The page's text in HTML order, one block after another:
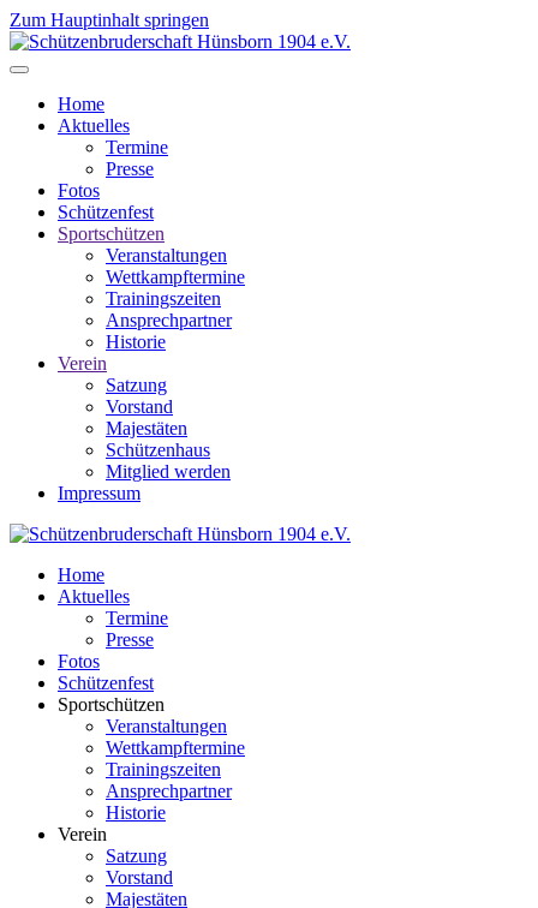
Zum Hauptinhalt springen
Home
Aktuelles
Termine
Presse
Fotos
Schützenfest
Sportschützen
Veranstaltungen
Wettkampftermine
Trainingszeiten
Ansprechpartner
Historie
Verein
Satzung
Vorstand
Majestäten
Schützenhaus
Mitglied werden
Impressum
Home
Aktuelles
Termine
Presse
Fotos
Schützenfest
Sportschützen
Veranstaltungen
Wettkampftermine
Trainingszeiten
Ansprechpartner
Historie
Verein
Satzung
Vorstand
Majestäten